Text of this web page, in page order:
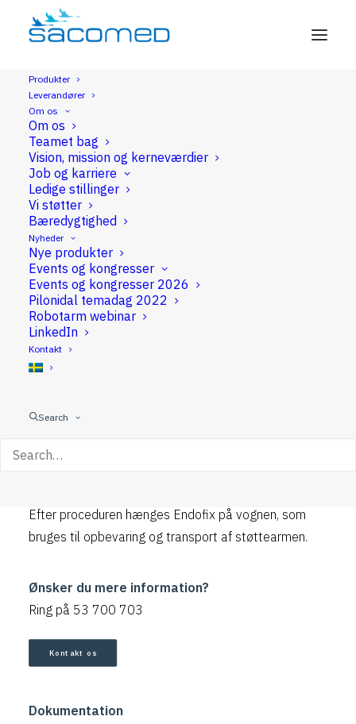
Produkter
Leverandører
Om os
Om os
Teamet bag
Vision, mission og kerneværdier
Job og karriere
Ledige stillinger
Vi støtter
Bæredygtighed
Nyheder
Nye produkter
Events og kongresser
Events og kongresser 2026
Pilonidal temadag 2022
Robotarm webinar
LinkedIn
Kontakt
Search
Robotteknologi
Endofix
Endofix
Passiv støttearm til positionering af endoskop.
Endofix har en progressiv og følsom justering og har
billedkvaliteten under operationen. Med Endofix er
endoskopiske positioner så længe som det kræves.
Efter proceduren hænges Endofix på vognen, som
bruges til opbevaring og transport af støttearmen.
Ønsker du mere information?
Ring på 53 700 703
Kontakt os
Dokumentation